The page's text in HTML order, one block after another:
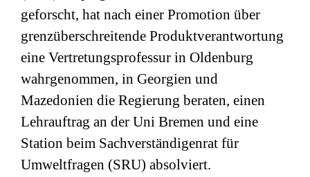
geforscht, hat nach einer Promotion über
grenzüberschreitende Produktverantwortung
eine Vertretungsprofessur in Oldenburg
wahrgenommen, in Georgien und
Mazedonien die Regierung beraten, einen
Lehrauftrag an der Uni Bremen und eine
Station beim Sachverständigenrat für
Umweltfragen (SRU) absolviert.